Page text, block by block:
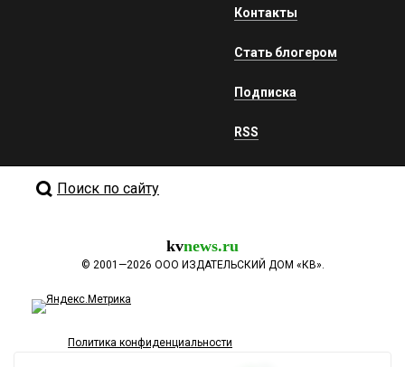
Контакты
Стать блогером
Подписка
RSS
Поиск по сайту
kvnews.ru
© 2001—2026 ООО ИЗДАТЕЛЬСКИЙ ДОМ «КВ».
Политика конфиденциальности